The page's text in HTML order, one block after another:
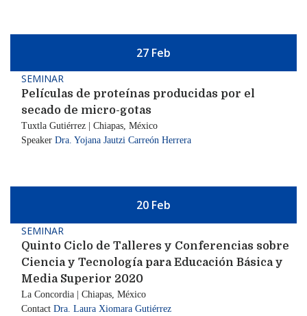
27 Feb
SEMINAR
Películas de proteínas producidas por el
secado de micro-gotas
Tuxtla Gutiérrez | Chiapas, México
Speaker Dra. Yojana Jautzi Carreón Herrera
20 Feb
SEMINAR
Quinto Ciclo de Talleres y Conferencias sobre
Ciencia y Tecnología para Educación Básica y
Media Superior 2020
La Concordia | Chiapas, México
Contact Dra. Laura Xiomara Gutiérrez